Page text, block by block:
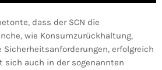
dass der SCN die
wie Konsumzurückhaltung,
erfolgreich
sich auch in der sogenannten